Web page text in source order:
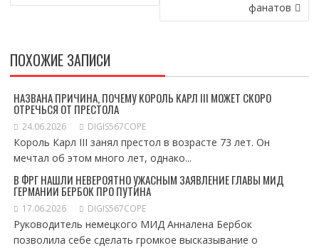
фанатов
ПОХОЖИЕ ЗАПИСИ
НАЗВАНА ПРИЧИНА, ПОЧЕМУ КОРОЛЬ КАРЛ III МОЖЕТ СКОРО
ОТРЕЧЬСЯ ОТ ПРЕСТОЛА
24.06.2026 DIGIS567COPE
Король Карл III занял престол в возрасте 73 лет. Он
мечтал об этом много лет, однако...
В ФРГ НАШЛИ НЕВЕРОЯТНО УЖАСНЫМ ЗАЯВЛЕНИЕ ГЛАВЫ МИД
ГЕРМАНИИ БЕРБОК ПРО ПУТИНА
17.06.2026 DIGIS567COPE
Руководитель немецкого МИД Анналена Бербок
позволила себе сделать громкое высказывание о